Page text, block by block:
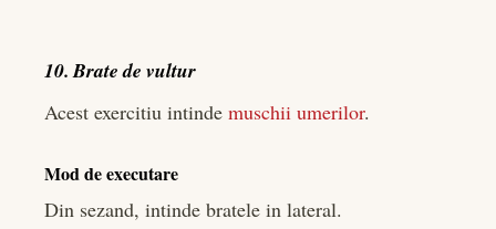
10. Brate de vultur
Acest exercitiu intinde muschii umerilor.
Mod de executare
Din sezand, intinde bratele in lateral.